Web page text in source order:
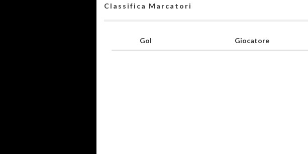
Classifica Marcatori
Gol Giocatore